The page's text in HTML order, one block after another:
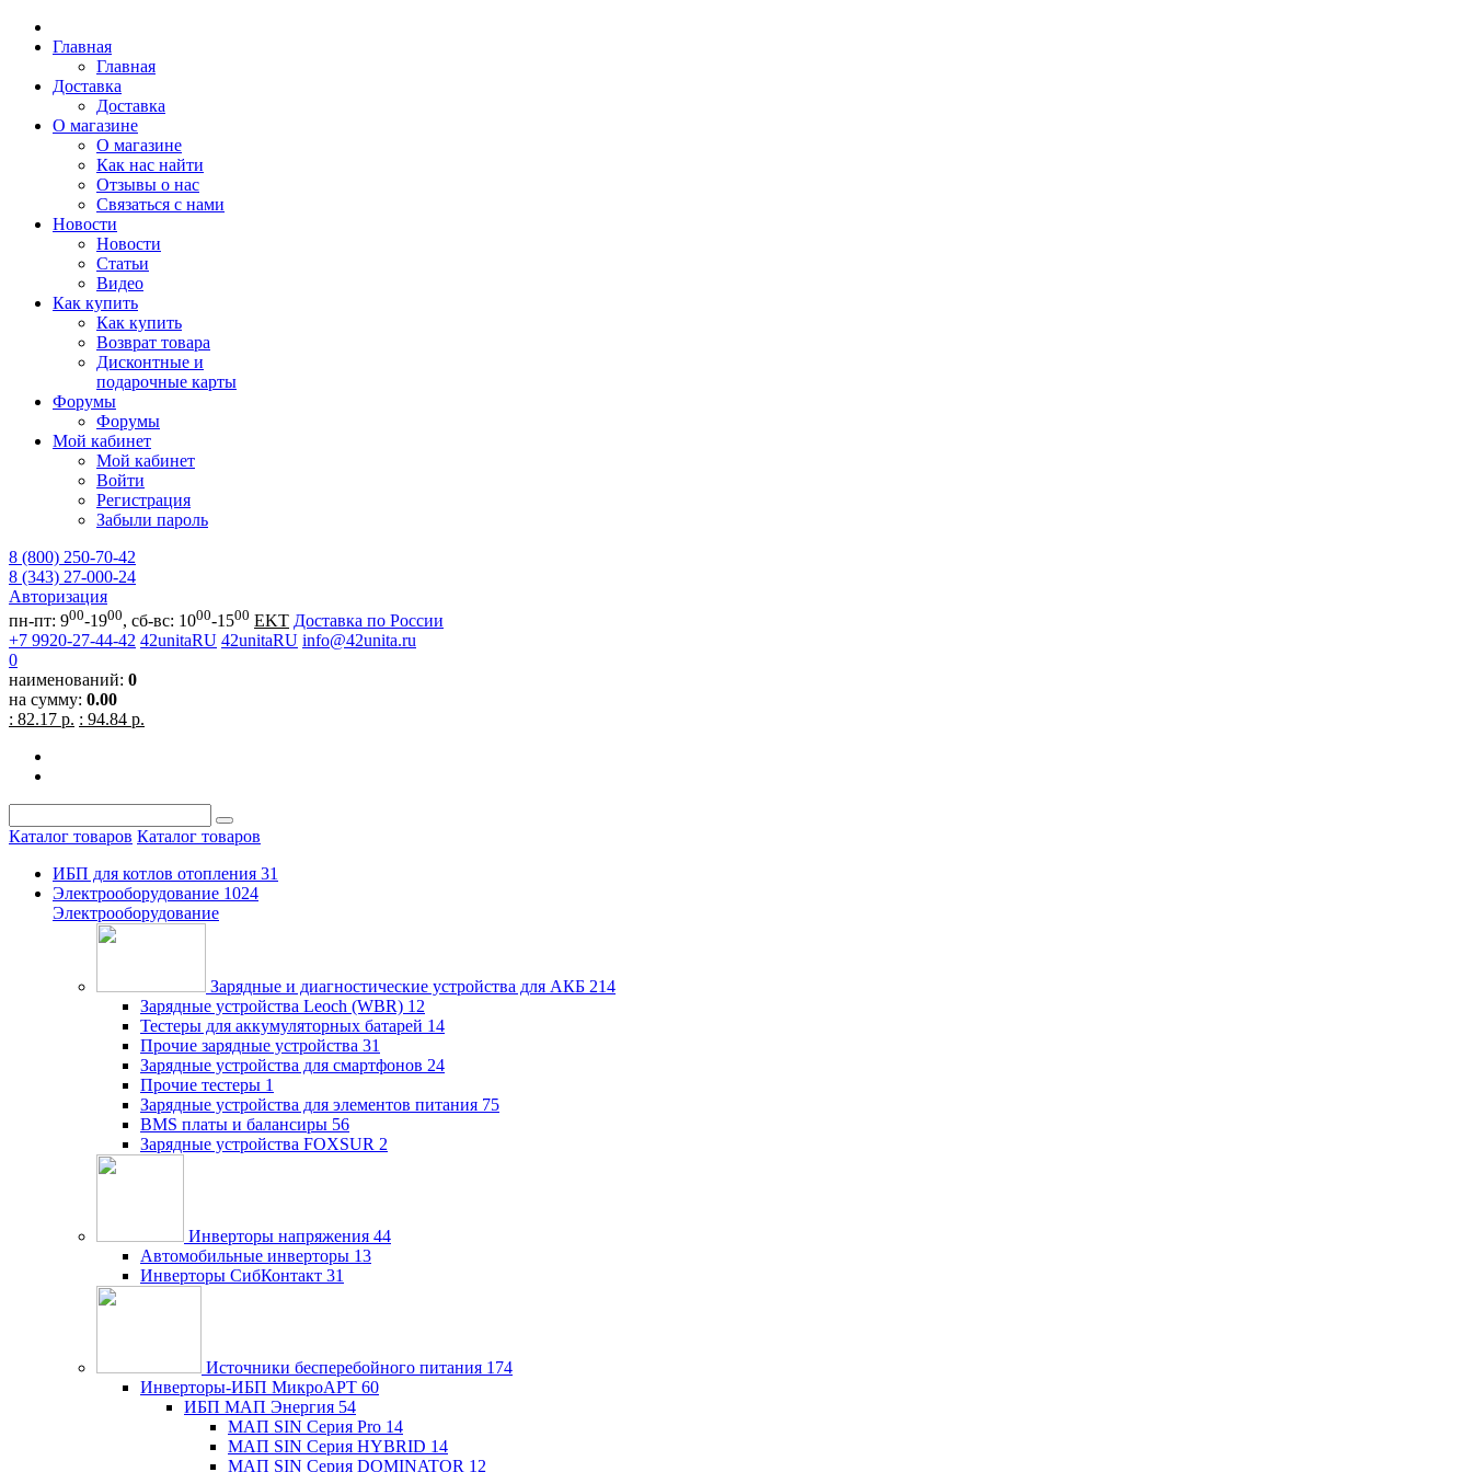
Главная
Главная
Доставка
Доставка
О магазине
О магазине
Как нас найти
Отзывы о нас
Связаться с нами
Новости
Новости
Статьи
Видео
Как купить
Как купить
Возврат товара
Дисконтные и
подарочные карты
Форумы
Форумы
Мой кабинет
Мой кабинет
Войти
Регистрация
Забыли пароль
8 (800) 250-70-42
8 (343) 27-000-24
Авторизация
пн-пт: 900-1900, сб-вс: 1000-1500 EKT Доставка по России
+7 9920-27-44-42 42unitaRU 42unitaRU info@42unita.ru
0
наименований: 0
на сумму: 0.00
: 82.17 р. : 94.84 р.
Каталог товаров Каталог товаров
ИБП для котлов отопления 31
Электрооборудование 1024
Электрооборудование
Зарядные и диагностические устройства для АКБ 214
Зарядные устройства Leoch (WBR) 12
Тестеры для аккумуляторных батарей 14
Прочие зарядные устройства 31
Зарядные устройства для смартфонов 24
Прочие тестеры 1
Зарядные устройства для элементов питания 75
BMS платы и балансиры 56
Зарядные устройства FOXSUR 2
Инверторы напряжения 44
Автомобильные инверторы 13
Инверторы СибКонтакт 31
Источники бесперебойного питания 174
Инверторы-ИБП МикроАРТ 60
ИБП МАП Энергия 54
МАП SIN Серия Pro 14
МАП SIN Серия HYBRID 14
МАП SIN Серия DOMINATOR 12